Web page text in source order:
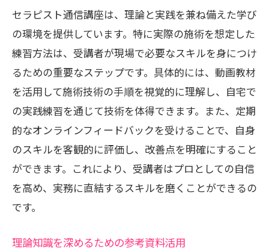
セラピスト通信講座は、理論と実践を兼ね備えた学び
の環境を提供しています。特に実際の施術を想定した
練習方法は、受講者が現場で必要なスキルを身につけ
るための重要なステップです。具体的には、動画教材
を活用して施術技術の手順を視覚的に理解し、自宅で
の実践練習を通じて技術を体得できます。また、定期
的なオンラインフィードバックを受けることで、自身
のスキルを客観的に評価し、改善点を明確にすること
ができます。これにより、受講者はプロとしての自信
を高め、実務に直結するスキルを磨くことができるの
です。
理論知識を深めるための参考資料活用